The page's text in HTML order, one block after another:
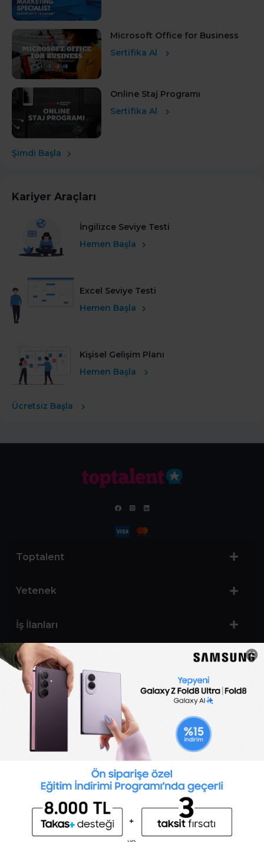
Microsoft Office for Business
Sertifika Al
Online Staj Programı
Sertifika Al
Şimdi Başla
Kariyer Araçları
İngilizce Seviye Testi
Hemen Başla
Excel Seviye Testi
Hemen Başla
Kişisel Gelişim Planı
Hemen Başla
Ücretsiz Başla
Toptalent
Yetenek
İş İlanları
Sertifika Programları
Yetenek Testleri
Toptalent Marka ve İnsan Kaynakları Danışmanlığı Limited Şirketi Özel İstihdam Bürosu
Olarak 11 / 11 / 2024 - 10 / 11 / 2027 tarihleri arasında faaliyette bulunmak üzere, Türkiye İş
Kurumu tarafından 05.11.2024 tarih ve 16998526 sayılı karar uyarınca 1251 nolu belge ile faaliyet